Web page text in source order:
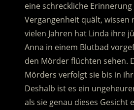
eine schreckliche
Vergangenheit quält, wissen
vielen Jahren hat Linda ihre
Anna in einem Blutbad
den Mörder flüchten sehen.
Mörders verfolgt sie bis in
Deshalb ist es ein
als sie genau dieses Gesicht